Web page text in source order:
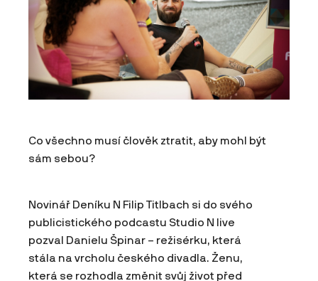
Co všechno musí člověk ztratit, aby mohl být
sám sebou?
Novinář Deníku N Filip Titlbach si do svého
publicistického podcastu Studio N live
pozval Danielu Špinar – režisérku, která
stála na vrcholu českého divadla. Ženu,
která se rozhodla změnit svůj život před